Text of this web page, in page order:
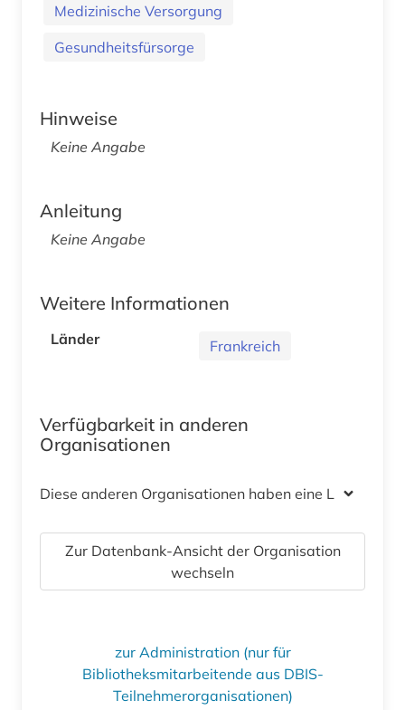
Medizinische Versorgung
Gesundheitsfürsorge
Hinweise
Keine Angabe
Anleitung
Keine Angabe
Weitere Informationen
Länder Frankreich
Verfügbarkeit in anderen
Organisationen
Diese anderen Organisationen haben eine Lizenz
Zur Datenbank-Ansicht der Organisation
wechseln
zur Administration (nur für
Bibliotheksmitarbeitende aus DBIS-
Teilnehmerorganisationen)